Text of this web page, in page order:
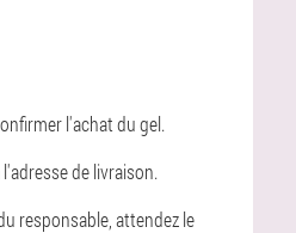
l'achat du gel.
de livraison.
responsable, attendez le